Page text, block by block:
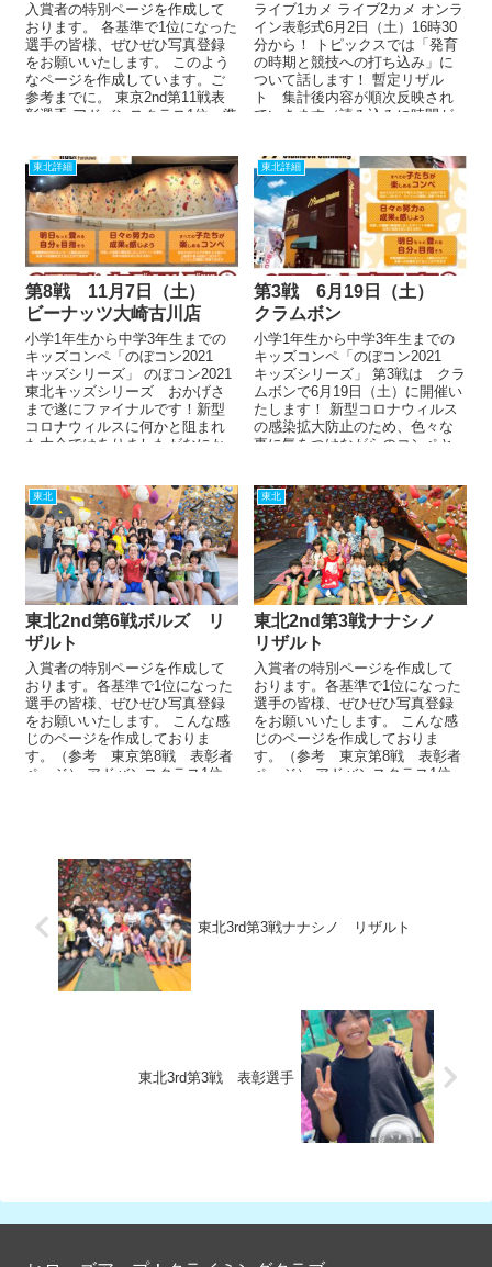
入賞者の特別ページを作成して
おります。 各基準で1位になった
選手の皆様、ぜひぜひ写真登録
をお願いいたします。 このよう
なページを作成しています。ご
参考までに。 東京2nd第11戦表
彰選手 アドバンスクラス1位・準
ライブ1カメ ライブ2カメ オンラ
イン表彰式6月2日（土）16時30
分から！ トピックスでは「発育
の時期と競技への打ち込み」に
ついて話します！ 暫定リザル
ト 集計後内容が順次反映され
ていきます（読み込みに時間が
東北詳細
第8戦 11月7日（土）
ビーナッツ大崎古川店
小学1年生から中学3年生までの
キッズコンペ「のぼコン2021
キッズシリーズ」 のぼコン2021
東北キッズシリーズ おかげさ
まで遂にファイナルです！新型
コロナウィルスに何かと阻まれ
た大会ではありましたがなにか
東北詳細
第3戦 6月19日（土）
クラムボン
小学1年生から中学3年生までの
キッズコンペ「のぼコン2021
キッズシリーズ」 第3戦は クラ
ムボンで6月19日（土）に開催い
たします！ 新型コロナウィルス
の感染拡大防止のため、色々な
事に気をつけながらのコンペと
東北
東北2nd第6戦ボルズ リ
ザルト
入賞者の特別ページを作成して
おります。各基準で1位になった
選手の皆様、ぜひぜひ写真登録
をお願いいたします。 こんな感
じのページを作成しておりま
す。（参考 東京第8戦 表彰者
ページ） アドバンスクラス1位、
東北
東北2nd第3戦ナナシノ
リザルト
入賞者の特別ページを作成して
おります。各基準で1位になった
選手の皆様、ぜひぜひ写真登録
をお願いいたします。 こんな感
じのページを作成しておりま
す。（参考 東京第8戦 表彰者
ページ） アドバンスクラス1位、
東北3rd第3戦ナナシノ リザルト
東北3rd第3戦 表彰選手